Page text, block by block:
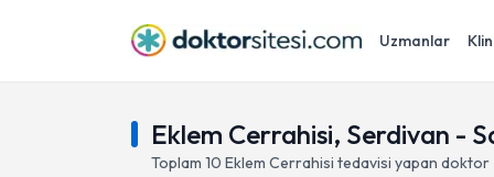
Uzmanlar
Eklem Cerrahisi, Serdivan -
Toplam 10 Eklem Cerrahisi tedavisi yapan doktor